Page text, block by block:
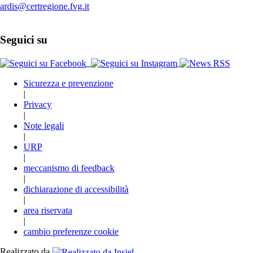
ardis@certregione.fvg.it
Seguici su
Sicurezza e prevenzione
|
Privacy
|
Note legali
|
URP
|
meccanismo di feedback
|
dichiarazione di accessibilità
|
area riservata
|
cambio preferenze cookie